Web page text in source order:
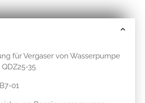
für Vergaser von Wasserpumpe
35
01